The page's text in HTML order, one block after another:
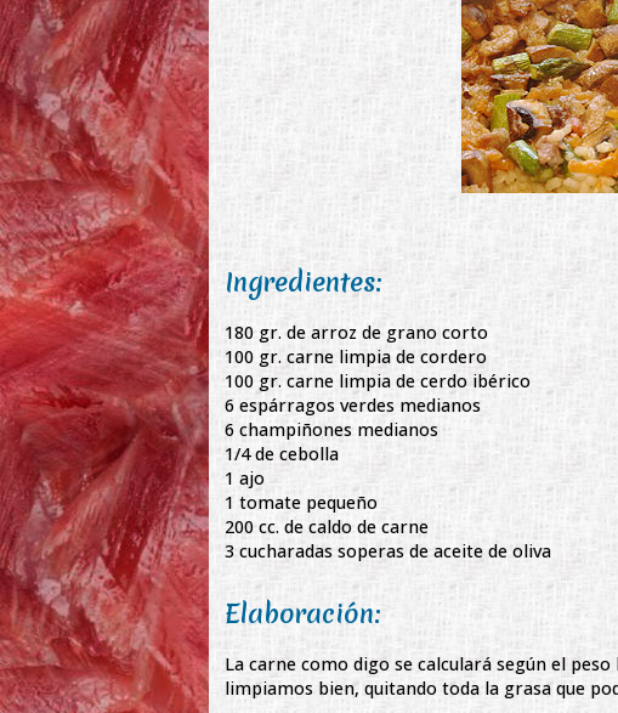
Ingredientes:
180 gr. de arroz de grano corto
100 gr. carne limpia de cordero
100 gr. carne limpia de cerdo ibérico
6 espárragos verdes medianos
6 champiñones medianos
1/4 de cebolla
1 ajo
1 tomate pequeño
200 cc. de caldo de carne
3 cucharadas soperas de aceite de oliva
Elaboración:
La carne como digo se calculará según el
limpiamos bien, quitando toda la grasa que